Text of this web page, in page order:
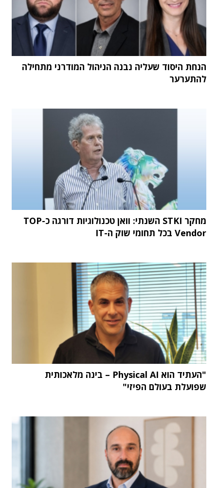
הנחת היסוד שעליה נבנה הניהול המודרני מתחילה
להתערער
מחקר STKI השנתי: וואן טכנולוגיות דורגה כ-TOP
Vendor בכל תחומי שוק ה-IT
"העתיד הוא Physical AI – בינה מלאכותית
שפועלת בעולם הפיזי"